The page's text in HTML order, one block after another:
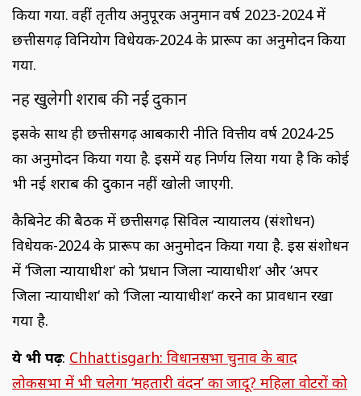
किया गया. वहीं तृतीय अनुपूरक अनुमान वर्ष 2023-2024 में
छत्तीसगढ़ विनियोग विधेयक-2024 के प्रारूप का अनुमोदन किया
गया.
नहीं खुलेगी शराब की नई दुकान
इसके साथ ही छत्तीसगढ़ आबकारी नीति वित्तीय वर्ष 2024-25
का अनुमोदन किया गया है. इसमें यह निर्णय लिया गया है कि कोई
भी नई शराब की दुकान नहीं खोली जाएगी.
कैबिनेट की बैठक में छत्तीसगढ़ सिविल न्यायालय (संशोधन)
विधेयक-2024 के प्रारूप का अनुमोदन किया गया है. इस संशोधन
में ‘जिला न्यायाधीश‘ को ‘प्रधान जिला न्यायाधीश‘ और ‘अपर
जिला न्यायाधीश‘ को ‘जिला न्यायाधीश‘ करने का प्रावधान रखा
गया है.
ये भी पढ़ें: Chhattisgarh: विधानसभा चुनाव के बाद
लोकसभा में भी चलेगा ‘महतारी वंदन’ का जादू? महिला वोटरों को